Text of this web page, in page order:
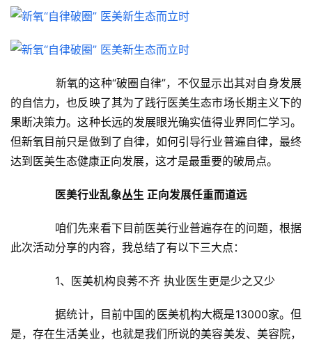
新氧的这种“破圈自律”，不仅显示出其对自身发展
的自信力，也反映了其为了践行医美生态市场长期主义下的
果断决策力。这种长远的发展眼光确实值得业界同仁学习。
但新氧目前只是做到了自律，如何引导行业普遍自律，最终
达到医美生态健康正向发展，这才是最重要的破局点。
医美行业乱象丛生 正向发展任重而道远
咱们先来看下目前医美行业普遍存在的问题，根据
此次活动分享的内容，我总结了有以下三大点：
1、医美机构良莠不齐 执业医生更是少之又少
据统计，目前中国的医美机构大概是13000家。但
是，存在生活美业，也就是我们所说的美容美发、美容院，